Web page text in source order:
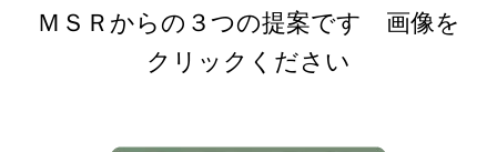
ＭＳＲからの３つの提案です 画像を
クリックください